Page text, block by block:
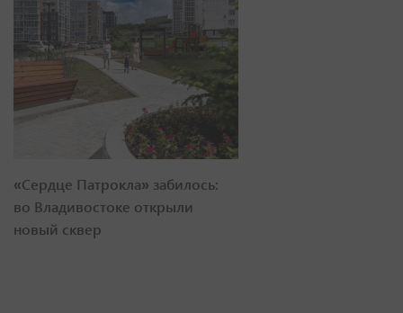
«Сердце Патрокла» забилось:
во Владивостоке открыли
новый сквер